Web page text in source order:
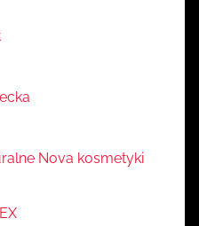
Nova kosmetyki